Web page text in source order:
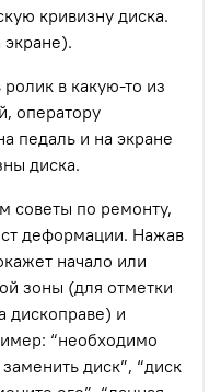
кривизну диска.
экране).
в какую-то из
оператору
педаль и на экране
диска.
советы по ремонту,
деформации. Нажав
начало или
зоны (для отметки
дископраве) и
“необходимо
диск”, “диск